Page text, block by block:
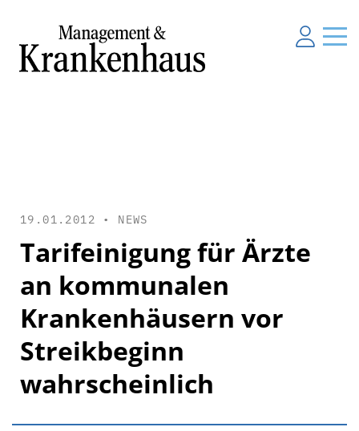
19.01.2012 • NEWS
Tarifeinigung für Ärzte
an kommunalen
Krankenhäusern vor
Streikbeginn
wahrscheinlich